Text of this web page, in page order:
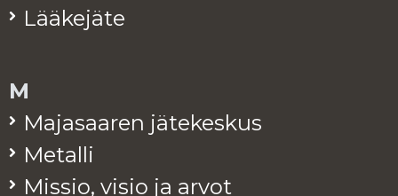
Lää­ke­jä­te
M
Ma­ja­saa­ren jä­te­kes­kus
Me­tal­li
Mis­sio, visio ja arvot